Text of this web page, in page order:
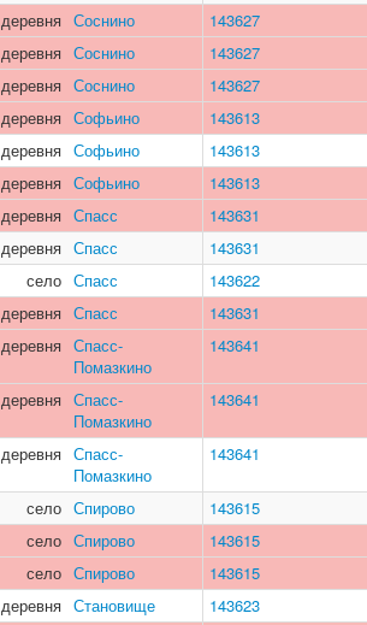
деревня Соснино
143627
деревня Соснино
143627
деревня Соснино
143627
деревня Софьино
143613
деревня Софьино
143613
деревня Софьино
143613
деревня Спасс
143631
деревня Спасс
143631
село Спасс
143622
деревня Спасс
143631
деревня Спасс-
Помазкино
143641
деревня Спасс-
Помазкино
143641
деревня Спасс-
Помазкино
143641
село Спирово
143615
село Спирово
143615
село Спирово
143615
деревня Становище
143623